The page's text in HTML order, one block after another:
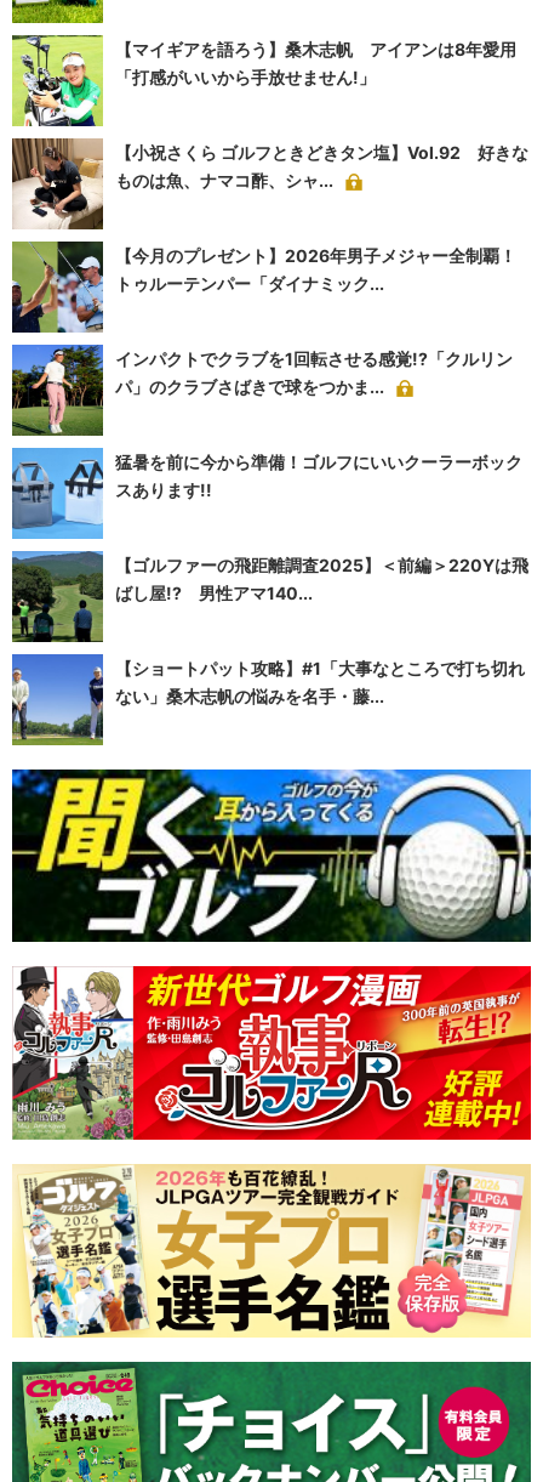
【マイギアを語ろう】桑木志帆 アイアンは8年愛用
「打感がいいから手放せません!」
【小祝さくら ゴルフときどきタン塩】Vol.92 好きな
ものは魚、ナマコ酢、シャ...
【今月のプレゼント】2026年男子メジャー全制覇！
トゥルーテンパー「ダイナミック...
インパクトでクラブを1回転させる感覚!?「クルリン
パ」のクラブさばきで球をつかま...
猛暑を前に今から準備！ゴルフにいいクーラーボック
スあります!!
【ゴルファーの飛距離調査2025】＜前編＞220Yは飛
ばし屋!? 男性アマ140...
【ショートパット攻略】#1「大事なところで打ち切れ
ない」桑木志帆の悩みを名手・藤...